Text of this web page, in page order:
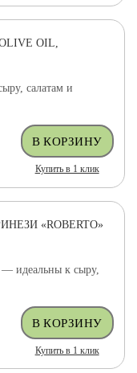
OIL,
салатам и
Купить в 1 клик
«ROBERTO»
— идеальны к сыру,
Купить в 1 клик